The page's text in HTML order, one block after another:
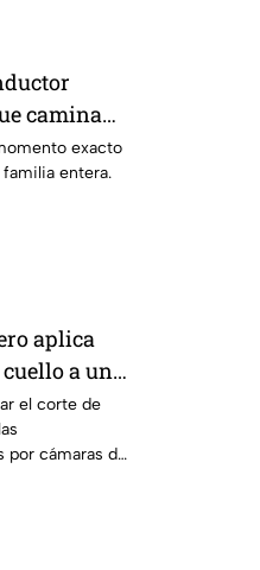
caminaba
exacto
entera.
aplica
a un
el corte de
por cámaras de